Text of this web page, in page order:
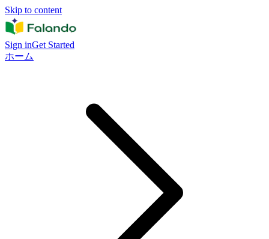
Skip to content
Sign inGet Started
ホーム